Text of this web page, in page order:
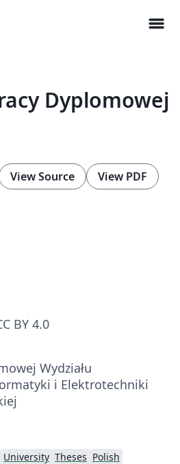
menu
Dyplomowej
View Source View PDF
BY 4.0
Wydziału
i Elektrotechniki
University Theses Polish